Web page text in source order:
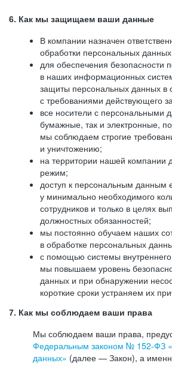
6. Как мы защищаем ваши данные
В компании назначен
обработки персональных
для обеспечения безопасности
в наших информационных
защиты персональных данных в
с требованиями действующего
все носители с персональными
бумажные, так и электронные,
мы соблюдаем строгие
и уничтожению;
на территории нашей компании
режим;
доступ к персональным данным
у минимально необходимого
сотрудников и только в целях
должностных обязанностей;
мы постоянно обучаем наших
в обработке персональных
с помощью системы внутреннего
мы повышаем уровень
данных и при обнаружении
короткие сроки устраняем их
7. Как мы соблюдаем ваши права
Мы соблюдаем ваши права,
Федеральным законом № 152-ФЗ
данных» (далее — Закон), а